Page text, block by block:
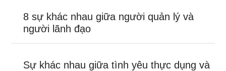
8 sự khác nhau giữa người quản lý và
người lãnh đạo
Sự khác nhau giữa tình yêu thực dụng và